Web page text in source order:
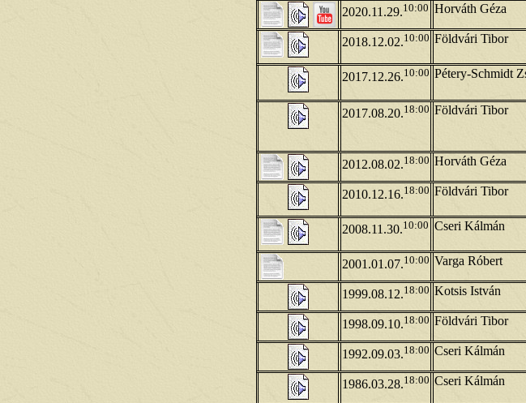
2020.11.29.10:00 Horváth Géza
2018.12.02.10:00 Földvári Tibor
2017.12.26.10:00 Pétery-Schmidt
2017.08.20.18:00 Földvári Tibor
2012.08.02.18:00 Horváth Géza
2010.12.16.18:00 Földvári Tibor
2008.11.30.10:00 Cseri Kálmán
2001.01.07.10:00 Varga Róbert
1999.08.12.18:00 Kotsis István
1998.09.10.18:00 Földvári Tibor
1992.09.03.18:00 Cseri Kálmán
1986.03.28.18:00 Cseri Kálmán